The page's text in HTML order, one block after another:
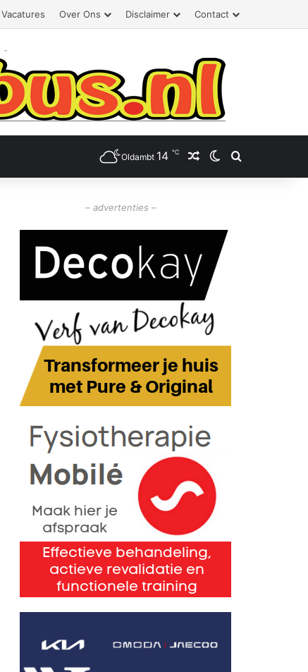
Vacatures Over Ons Disclaimer Contact
-
Oldambt 14 ℃ Willekeurig artikel
Switch skin
Zoeken
– advertenties –